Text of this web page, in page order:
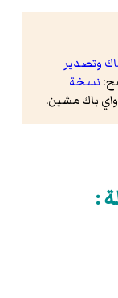
وتصدير
نسخة
: